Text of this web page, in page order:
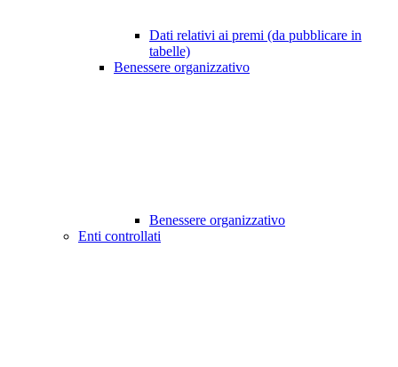
Dati relativi ai premi (da pubblicare in
tabelle)
Benessere organizzativo
Benessere organizzativo
Enti controllati